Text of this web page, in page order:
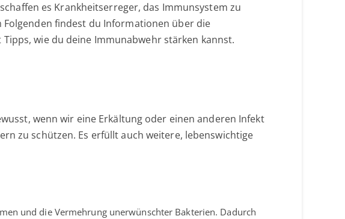
es Krankheitserreger, das Immunsystem zu
findest du Informationen über die
wie du deine Immunabwehr stärken kannst.
wenn wir eine Erkältung oder einen anderen Infekt
zu schützen. Es erfüllt auch weitere, lebenswichtige
und die Vermehrung unerwünschter Bakterien. Dadurch